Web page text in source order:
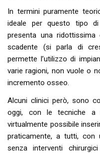
In termini puramente
ideale per questo tipo
presenta una
scadente (si parla di
permette l’utilizzo di
varie ragioni, non vuole o
incremento osseo.
Alcuni clinici però, sono
oggi, con le tecniche a
virtualmente possibile
praticamente, a tutti, con
senza interventi